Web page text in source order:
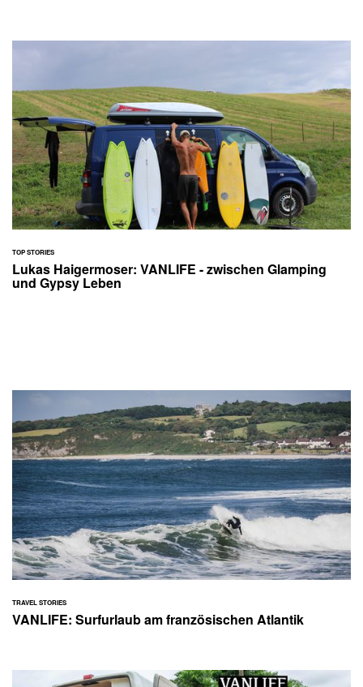
TOP STORIES
Lukas Haigermoser: VANLIFE - zwischen Glamping
und Gypsy Leben
TRAVEL STORIES
VANLIFE: Surfurlaub am französischen Atlantik